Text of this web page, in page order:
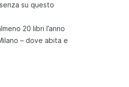
su questo
20 libri l’anno
– dove abita e